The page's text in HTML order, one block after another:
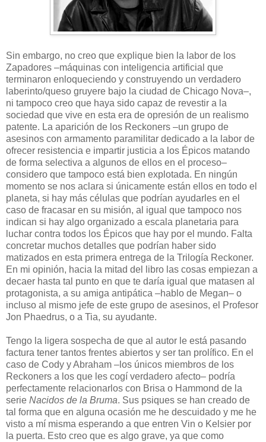
Sin embargo, no creo que explique bien la labor de los
Zapadores –máquinas con inteligencia artificial que
terminaron enloqueciendo y construyendo un verdadero
laberinto/queso gruyere bajo la ciudad de Chicago Nova–,
ni tampoco creo que haya sido capaz de revestir a la
sociedad que vive en esta era de opresión de un realismo
patente. La aparición de los Reckoners –un grupo de
asesinos con armamento paramilitar dedicado a la labor de
ofrecer resistencia e impartir justicia a los Épicos matando
de forma selectiva a algunos de ellos en el proceso–
considero que tampoco está bien explotada. En ningún
momento se nos aclara si únicamente están ellos en todo el
planeta, si hay más células que podrían ayudarles en el
caso de fracasar en su misión, al igual que tampoco nos
indican si hay algo organizado a escala planetaria para
luchar contra todos los Épicos que hay por el mundo. Falta
concretar muchos detalles que podrían haber sido
matizados en esta primera entrega de la Trilogía Reckoner.
En mi opinión, hacia la mitad del libro las cosas empiezan a
decaer hasta tal punto en que te daría igual que matasen al
protagonista, a su amiga antipática –hablo de Megan– o
incluso al mismo jefe de este grupo de asesinos, el Profesor
Jon Phaedrus, o a Tia, su ayudante.
Tengo la ligera sospecha de que al autor le está pasando
factura tener tantos frentes abiertos y ser tan prolífico. En el
caso de Cody y Abraham –los únicos miembros de los
Reckoners a los que les cogí verdadero afecto– podría
perfectamente relacionarlos con Brisa o Hammond de la
serie Nacidos de la Bruma. Sus psiques se han creado de
tal forma que en alguna ocasión me he descuidado y me he
visto a mí misma esperando a que entren Vin o Kelsier por
la puerta. Esto creo que es algo grave, ya que como